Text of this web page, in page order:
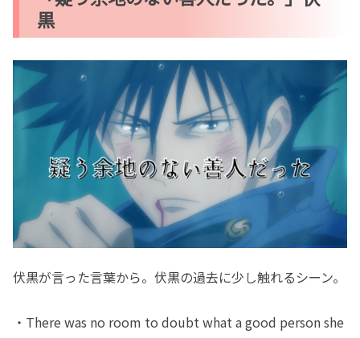
黒
伏黒が言った言葉から。伏黒の過去に少し触れるシーン。
・There was no room to doubt what a good person she